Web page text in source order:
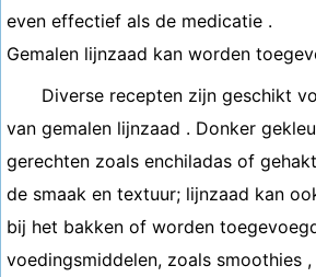
even effectief als de medicatie .
Gemalen lijnzaad kan worden
Diverse recepten zijn geschikt
van gemalen lijnzaad . Donker
gerechten zoals enchiladas of
de smaak en textuur; lijnzaad kan
bij het bakken of worden
voedingsmiddelen, zoals smoothies